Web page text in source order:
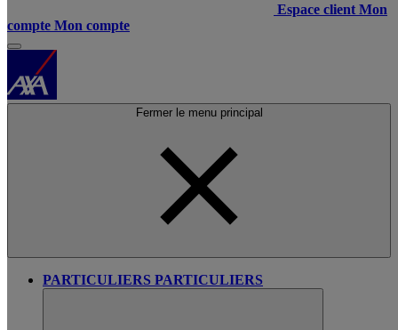
Espace client Mon
compte Mon compte
Fermer le menu principal
PARTICULIERS PARTICULIERS